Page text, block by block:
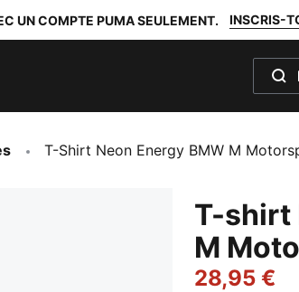
UN COMPTE PUMA SEULEMENT. INSCRIS-
T-Shirt Neon Energy BMW M
T-shirt
M
28,95 €